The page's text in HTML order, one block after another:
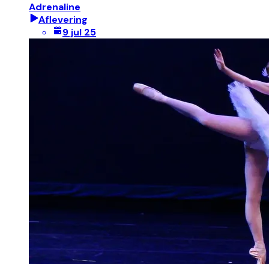
Adrenaline
Aflevering
9 jul 25